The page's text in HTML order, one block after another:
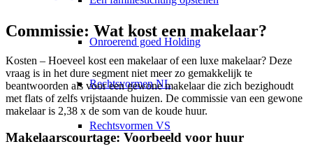
Onroerend goed Holding
Rechtsvormen NL
Rechtsvormen VS
Commissie: Wat kost een makelaar?
Kosten – Hoeveel kost een makelaar of een luxe makelaar? Deze
vraag is in het dure segment niet meer zo gemakkelijk te
beantwoorden als voor een gewone makelaar die zich bezighoudt
met flats of zelfs vrijstaande huizen. De commissie van een gewone
makelaar is 2,38 x de som van de koude huur.
Makelaarscourtage: Voorbeeld voor huur